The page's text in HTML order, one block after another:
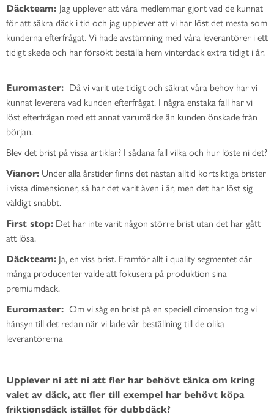
Däckteam: Jag upplever att våra medlemmar gjort vad de kunnat
för att säkra däck i tid och jag upplever att vi har löst det mesta som
kunderna efterfrågat. Vi hade avstämning med våra leverantörer i ett
tidigt skede och har försökt beställa hem vinterdäck extra tidigt i år.
Euromaster: Då vi varit ute tidigt och säkrat våra behov har vi
kunnat leverera vad kunden efterfrågat. I några enstaka fall har vi
löst efterfrågan med ett annat varumärke än kunden önskade från
början.
Blev det brist på vissa artiklar? I sådana fall vilka och hur löste ni det?
Vianor: Under alla årstider finns det nästan alltid kortsiktiga brister
i vissa dimensioner, så har det varit även i år, men det har löst sig
väldigt snabbt.
First stop: Det har inte varit någon större brist utan det har gått
att lösa.
Däckteam: Ja, en viss brist. Framför allt i quality segmentet där
många producenter valde att fokusera på produktion sina
premiumdäck.
Euromaster: Om vi såg en brist på en speciell dimension tog vi
hänsyn till det redan när vi lade vår beställning till de olika
leverantörerna
Upplever ni att ni att fler har behövt tänka om kring
valet av däck, att fler till exempel har behövt köpa
friktionsdäck istället för dubbdäck?